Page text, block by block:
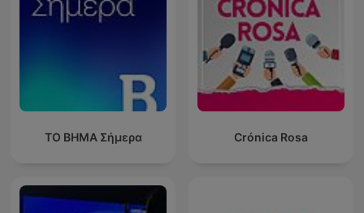
ΤΟ ΒΗΜΑ Σήμερα Crónica Rosa